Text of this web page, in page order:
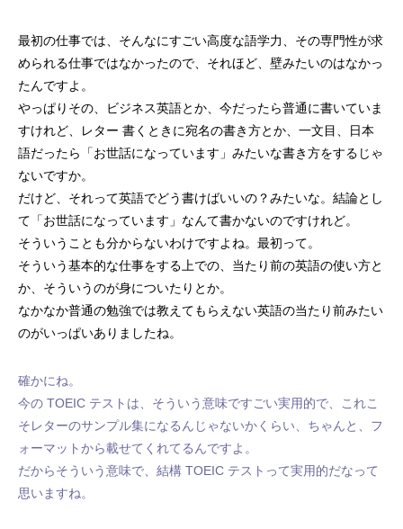
最初の仕事では、そんなにすごい高度な語学力、その専門性が求
められる仕事ではなかったので、それほど、壁みたいのはなかっ
たんですよ。
やっぱりその、ビジネス英語とか、今だったら普通に書いていま
すけれど、レター 書くときに宛名の書き方とか、一文目、日本
語だったら「お世話になっています」みたいな書き方をするじゃ
ないですか。
だけど、それって英語でどう書けばいいの？みたいな。結論とし
て「お世話になっています」なんて書かないのですけれど。
そういうことも分からないわけですよね。最初って。
そういう基本的な仕事をする上での、当たり前の英語の使い方と
か、そういうのが身についたりとか。
なかなか普通の勉強では教えてもらえない英語の当たり前みたい
のがいっぱいありましたね。
確かにね。
今の TOEIC テストは、そういう意味ですごい実用的で、これこ
そレターのサンプル集になるんじゃないかくらい、ちゃんと、フ
ォーマットから載せてくれてるんですよ。
だからそういう意味で、結構 TOEIC テストって実用的だなって
思いますね。